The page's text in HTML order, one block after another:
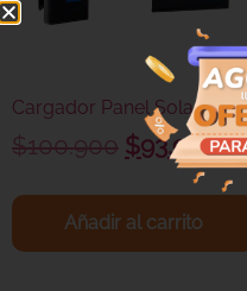
Cargador Panel Solar 20W
$100.900 $93.900
Añadir al carrito